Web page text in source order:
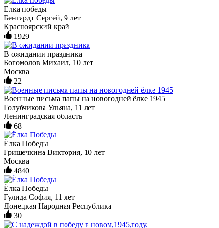
Елка победы
Бенгардт Сергей, 9 лет
Красноярский край
1929
В ожидании праздника
Богомолов Михаил, 10 лет
Москва
22
Военные письма папы на новогодней ёлке 1945
Голубчикова Ульяна, 11 лет
Ленинградская область
68
Ёлка Победы
Гришечкина Виктория, 10 лет
Москва
4840
Ëлка Победы
Гулида София, 11 лет
Донецкая Народная Республика
30